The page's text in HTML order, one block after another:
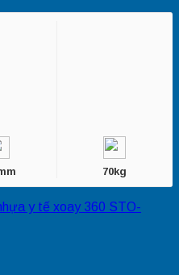
70kg
y tế xoay 360 STO-